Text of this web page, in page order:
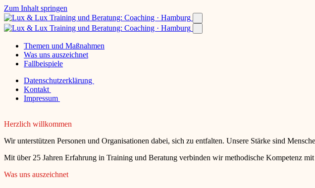
Zum Inhalt springen
Themen und Maßnahmen
Was uns auszeichnet
Fallbeispiele
Datenschutzerklärung
Kontakt
Impressum
Herzlich willkommen
Wir unterstützen Personen und Organisationen dabei, sich zu entfalten. Unsere Stärke sind
Mit über 25 Jahren Erfahrung in Training und Beratung verbinden wir methodische Kompetenz
Was uns auszeichnet